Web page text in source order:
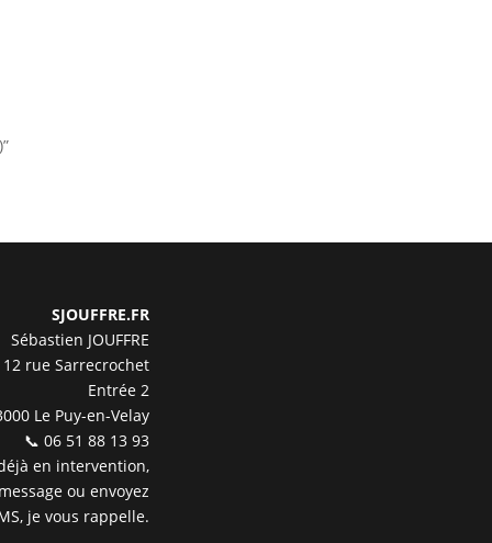
SJOUFFRE.FR
Sébastien JOUFFRE
12 rue Sarrecrochet
Entrée 2
Le Puy-en-Velay
📞 06 51 88 13 93
en intervention,
ou envoyez
je vous rappelle.